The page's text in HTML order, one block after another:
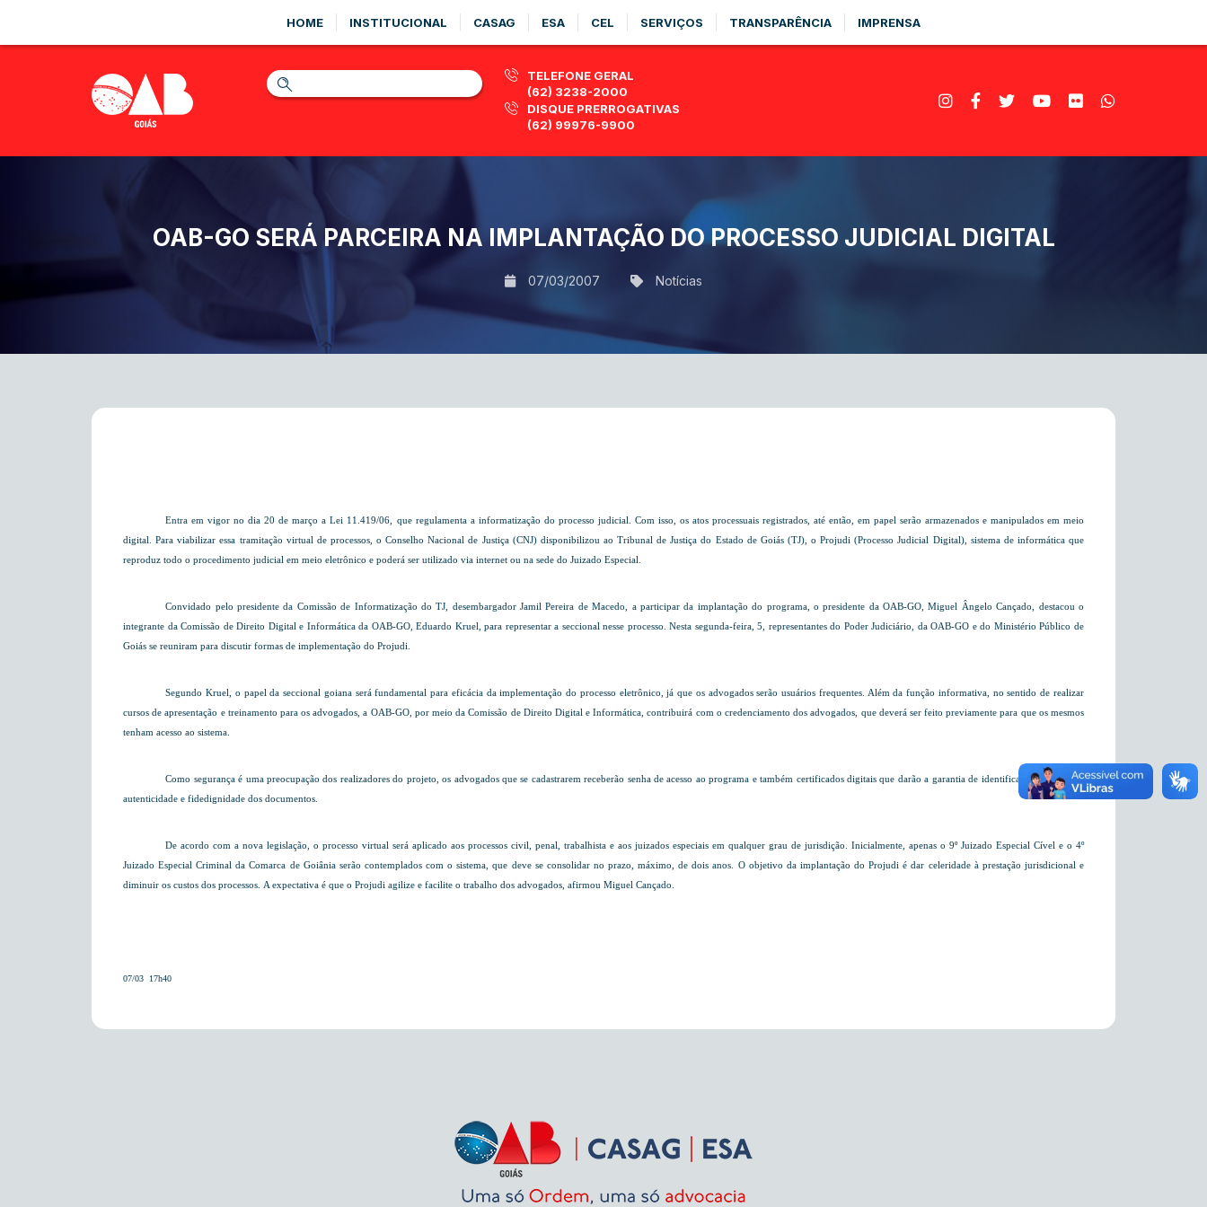
HOME INSTITUCIONAL CASAG ESA CEL SERVIÇOS TRANSPARÊNCIA IMPRENSA
TELEFONE GERAL
(62) 3238-2000
DISQUE PRERROGATIVAS
(62) 99976-9900
OAB-GO SERÁ PARCEIRA NA IMPLANTAÇÃO DO PROCESSO JUDICIAL DIGITAL
07/03/2007 Notícias
Entra em vigor no dia 20 de março a Lei 11.419/06, que regulamenta a informatização do processo judicial. Com isso, os atos processuais registrados, até então, em papel serão armazenados e manipulados em meio
digital. Para viabilizar essa tramitação virtual de processos, o Conselho Nacional de Justiça (CNJ) disponibilizou ao Tribunal de Justiça do Estado de Goiás (TJ), o Projudi (Processo Judicial Digital), sistema de informática que
reproduz todo o procedimento judicial em meio eletrônico e poderá ser utilizado via internet ou na sede do Juizado Especial.
Convidado pelo presidente da Comissão de Informatização do TJ, desembargador Jamil Pereira de Macedo
, a participar da implantação do programa, o presidente da OAB-GO, Miguel Ângelo Cançado, destacou o
integrante da Comissão de Direito Digital e Informática da OAB-GO, Eduardo Kruel, para representar a seccional nesse processo. Nesta segunda-feira, 5, representantes do Poder Judiciário, da OAB-GO e do Ministério Público de
Goiás se reuniram para discutir formas de implementação do Projudi.
Segundo Kruel, o papel da seccional goiana será fundamental para eficácia da implementação do processo eletrônico, já que os advogados serão usuários frequentes. Além da função informativa, no sentido de realizar
cursos de apresentação e treinamento para os advogados, a OAB-GO, por meio da Comissão de Direito Digital e Informática, contribuirá com o credenciamento dos advogados, que deverá ser feito previamente para que os mesmos
tenham acesso ao sistema.
Como segurança é uma preocupação dos realizadores do projeto, os advogados que se cadastrarem receberão senha de acesso ao programa e também certificados digitais que darão a garantia de identificação, segurança,
autenticidade e fidedignidade dos documentos.
De acordo com a nova legislação, o processo virtual será aplicado aos processos civil, penal, trabalhista e aos juizados especiais em qualquer grau de jurisdição. Inicialmente, apenas o 9º Juizado Especial Cível e o 4º
Juizado Especial Criminal da Comarca de Goiânia serão contemplados com o sistema, que deve se consolidar no prazo, máximo, de dois anos. O objetivo da implantação do Projudi é dar celeridade à prestação jurisdicional e
diminuir os custos dos processos. A expectativa é que o Projudi agilize e facilite o trabalho dos advogados, afirmou Miguel Cançado.
07/03  17h40